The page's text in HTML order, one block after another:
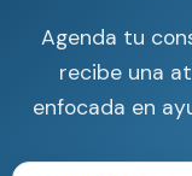
Agenda tu
recibe una
enfocada en